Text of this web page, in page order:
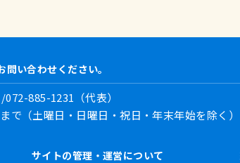
い合わせください。
885-1231（代表）
で（土曜日・日曜日・祝日・年末年始を除く）
サイトの管理・運営について